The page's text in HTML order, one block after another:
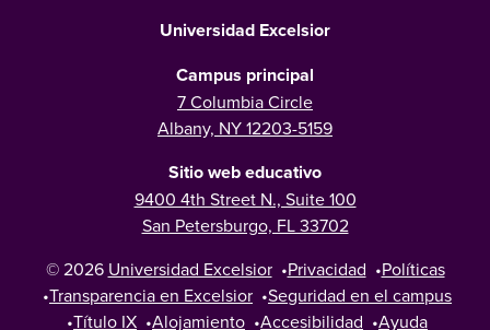
Universidad Excelsior
Campus principal
7 Columbia Circle
Albany, NY 12203-5159
Sitio web educativo
9400 4th Street N., Suite 100
San Petersburgo, FL 33702
© 2026 Universidad Excelsior •Privacidad •Políticas
•Transparencia en Excelsior •Seguridad en el campus
•Título IX •Alojamiento •Accesibilidad •Ayuda